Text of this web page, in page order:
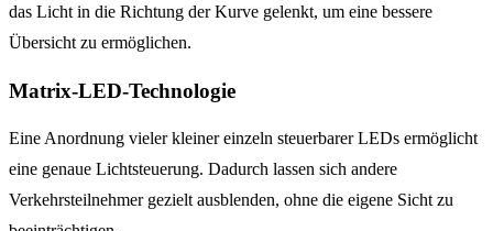
das Licht in die Richtung der Kurve gelenkt, um eine bessere
Übersicht zu ermöglichen.
Matrix-LED-Technologie
Eine Anordnung vieler kleiner einzeln steuerbarer LEDs ermöglicht
eine genaue Lichtsteuerung. Dadurch lassen sich andere
Verkehrsteilnehmer gezielt ausblenden, ohne die eigene Sicht zu